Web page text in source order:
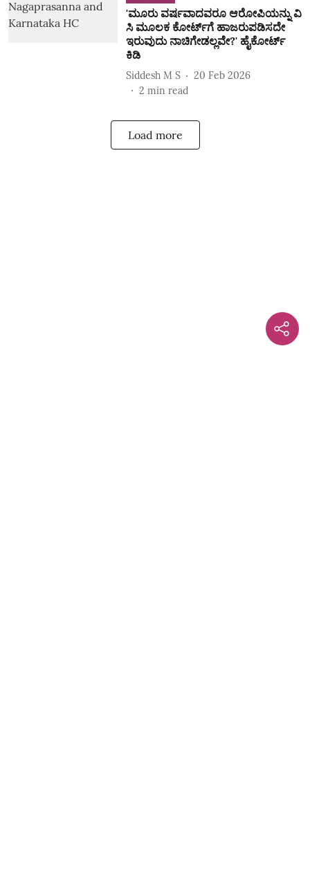
'ಮೂರು ವರ್ಷವಾದವರೂ ಆರೋಪಿಯನ್ನು ವಿ
ಸಿ ಮೂಲಕ ಕೋರ್ಟ್‌ಗೆ ಹಾಜರುಪಡಿಸದೇ
ಇರುವುದು ನಾಚಿಗೇಡಲ್ಲವೇ?' ಹೈಕೋರ್ಟ್‌
ಕಿಡಿ
Siddesh M S
20 Feb 2026
2 min read
Load more